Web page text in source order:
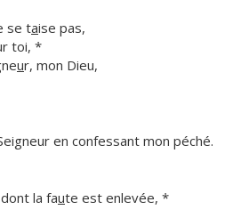
se taise pas,
toi, *
ur, mon Dieu,
en confessant mon péché.
la faute est enlevée, *